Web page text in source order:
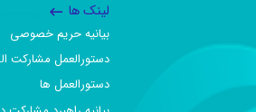
لینک ها
بیانیه حریم خصوصی
دستورالعمل مشارکت
دستورالعمل ها